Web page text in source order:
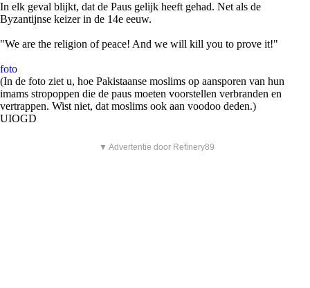
In elk geval blijkt, dat de Paus gelijk heeft gehad. Net als de
Byzantijnse keizer in de 14e eeuw.
"We are the religion of peace! And we will kill you to prove it!"
foto
(In de foto ziet u, hoe Pakistaanse moslims op aansporen van hun
imams stropoppen die de paus moeten voorstellen verbranden en
vertrappen. Wist niet, dat moslims ook aan voodoo deden.)
UIOGD
▼ Advertentie door Refinery89